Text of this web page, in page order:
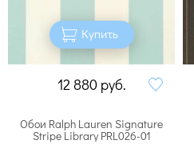
Купить
12 880 руб.
Обои Ralph Lauren Signature
Stripe Library PRL026-01